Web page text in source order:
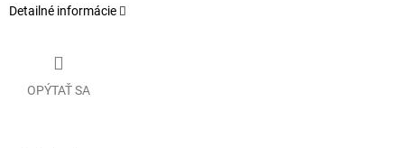
Detailné informácie
OPÝTAŤ SA